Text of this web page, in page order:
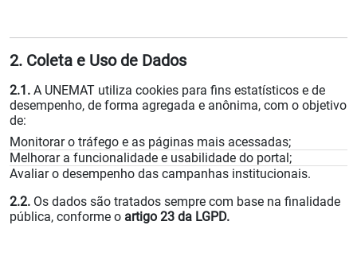
2. Coleta e Uso de Dados
2.1. A UNEMAT utiliza cookies para fins estatísticos e de
desempenho, de forma agregada e anônima, com o objetivo
de:
Monitorar o tráfego e as páginas mais acessadas;
Melhorar a funcionalidade e usabilidade do portal;
Avaliar o desempenho das campanhas institucionais.
2.2. Os dados são tratados sempre com base na finalidade
pública, conforme o artigo 23 da LGPD.